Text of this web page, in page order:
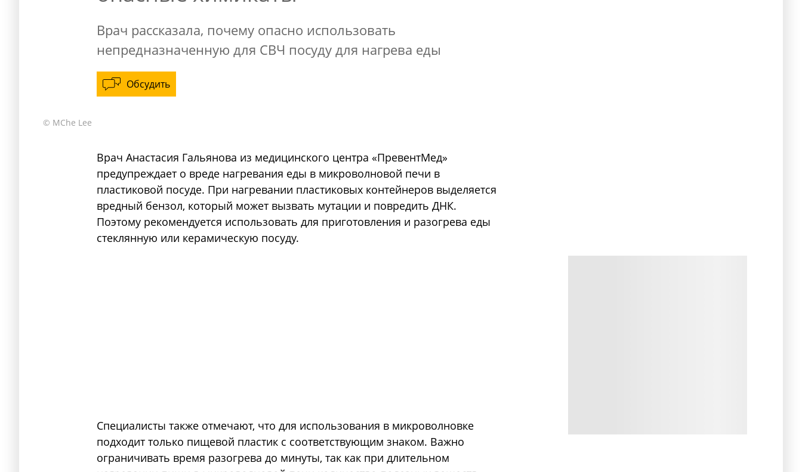
Врач рассказала, почему опасно использовать
непредназначенную для СВЧ посуду для нагрева еды
Обсудить
© MChe Lee
Врач Анастасия Гальянова из медицинского центра «ПревентМед»
предупреждает о вреде нагревания еды в микроволновой печи в
пластиковой посуде. При нагревании пластиковых контейнеров выделяется
вредный бензол, который может вызвать мутации и повредить ДНК.
Поэтому рекомендуется использовать для приготовления и разогрева еды
стеклянную или керамическую посуду.
Специалисты также отмечают, что для использования в микроволновке
подходит только пищевой пластик с соответствующим знаком. Важно
ограничивать время разогрева до минуты, так как при длительном